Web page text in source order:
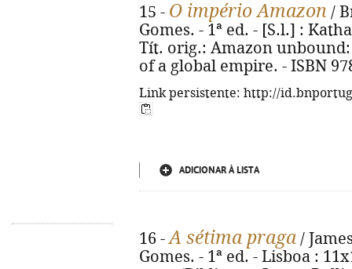
15 - O império Amazon /
Gomes. - 1ª ed. - [S.l.] :
Tít. orig.: Amazon
of a global empire. - ISBN
Link persistente: http://
ADICIONAR À LISTA
16 -A sétima praga /
Gomes. - 1ª ed. - Lisboa :